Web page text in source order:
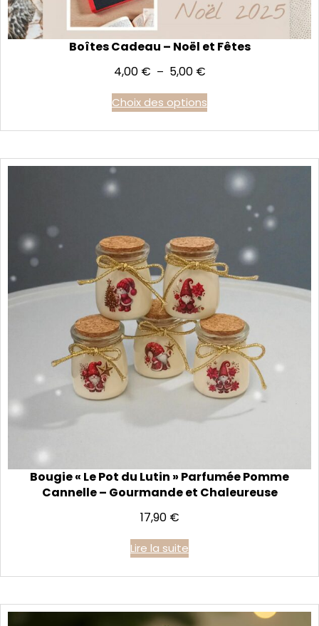
Boîtes Cadeau – Noël et Fêtes
4,00 € – 5,00 €Plage
prix :
5,00 €
Choix des options
Bougie « Le Pot du Lutin » Parfumée Pomme
Cannelle – Gourmande et Chaleureuse
17,90 €
Lire la suite